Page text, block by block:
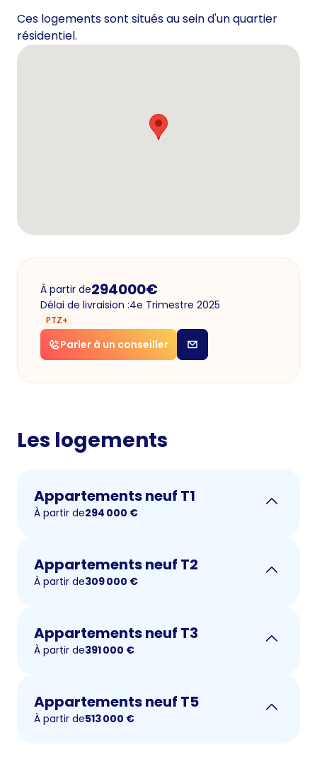
Ces logements sont situés au sein d'un quartier
résidentiel.
À partir de294000€
Délai de livraision :4e Trimestre 2025
PTZ+
Parler à un conseiller
Les logements
Appartements neuf T1
À partir de294 000 €
Appartements neuf T2
À partir de309 000 €
Appartements neuf T3
À partir de391 000 €
Appartements neuf T5
À partir de513 000 €